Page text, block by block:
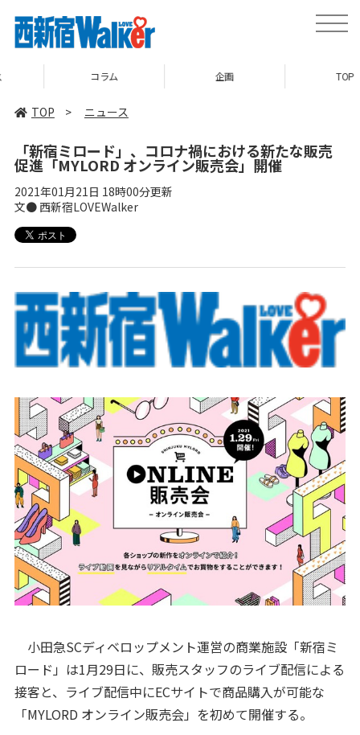
toggle
TOP > ニュース
「新宿ミロード」、コロナ禍における新たな販売
促進「MYLORD オンライン販売会」開催
2021年01月21日 18時00分更新
文● 西新宿LOVEWalker
小田急SCディベロップメント運営の商業施設「新宿ミ
ロード」は1月29日に、販売スタッフのライブ配信による
接客と、ライブ配信中にECサイトで商品購入が可能な
「MYLORD オンライン販売会」を初めて開催する。